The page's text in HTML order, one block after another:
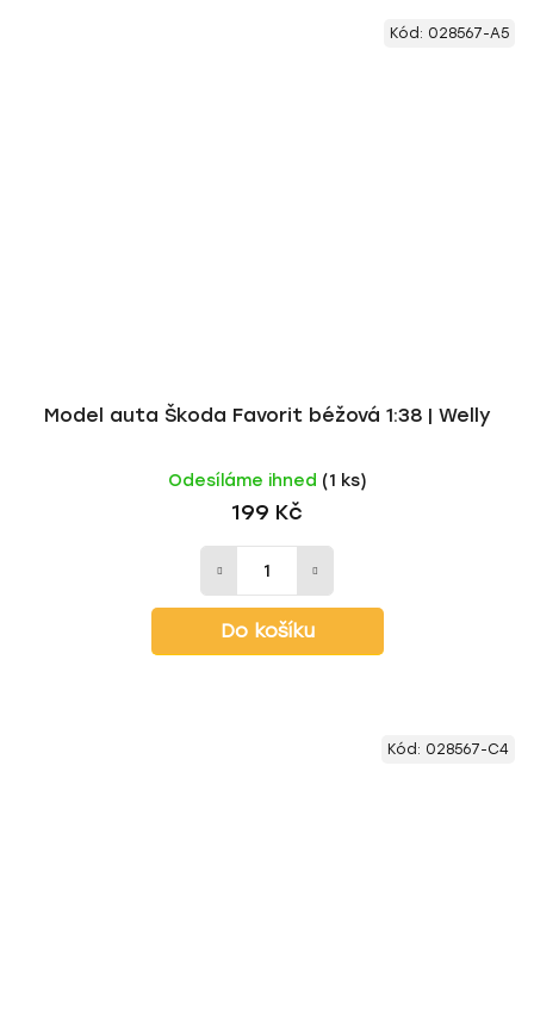
Model auta Škoda Favorit béžová 1:38 | Welly
Odesíláme ihned (1 ks)
199 Kč
Do košíku
Kód: 028567-A5
Kód: 028567-C4